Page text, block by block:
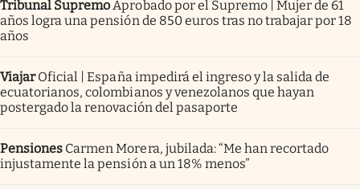
Tribunal Supremo Aprobado por el Supremo | Mujer de 61
años logra una pensión de 850 euros tras no trabajar por 18
años
Viajar Oficial | España impedirá el ingreso y la salida de
ecuatorianos, colombianos y venezolanos que hayan
postergado la renovación del pasaporte
Pensiones Carmen Morera, jubilada: “Me han recortado
injustamente la pensión a un 18% menos”